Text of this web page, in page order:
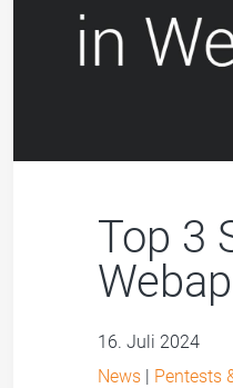
Top 3
16. Juli 2024
News| Pentests